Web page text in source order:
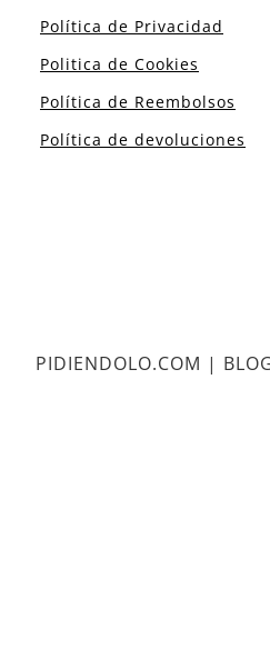
Política de Privacidad
Politica de Cookies
Política de Reembolsos
Política de devoluciones
PIDIENDOLO.COM |